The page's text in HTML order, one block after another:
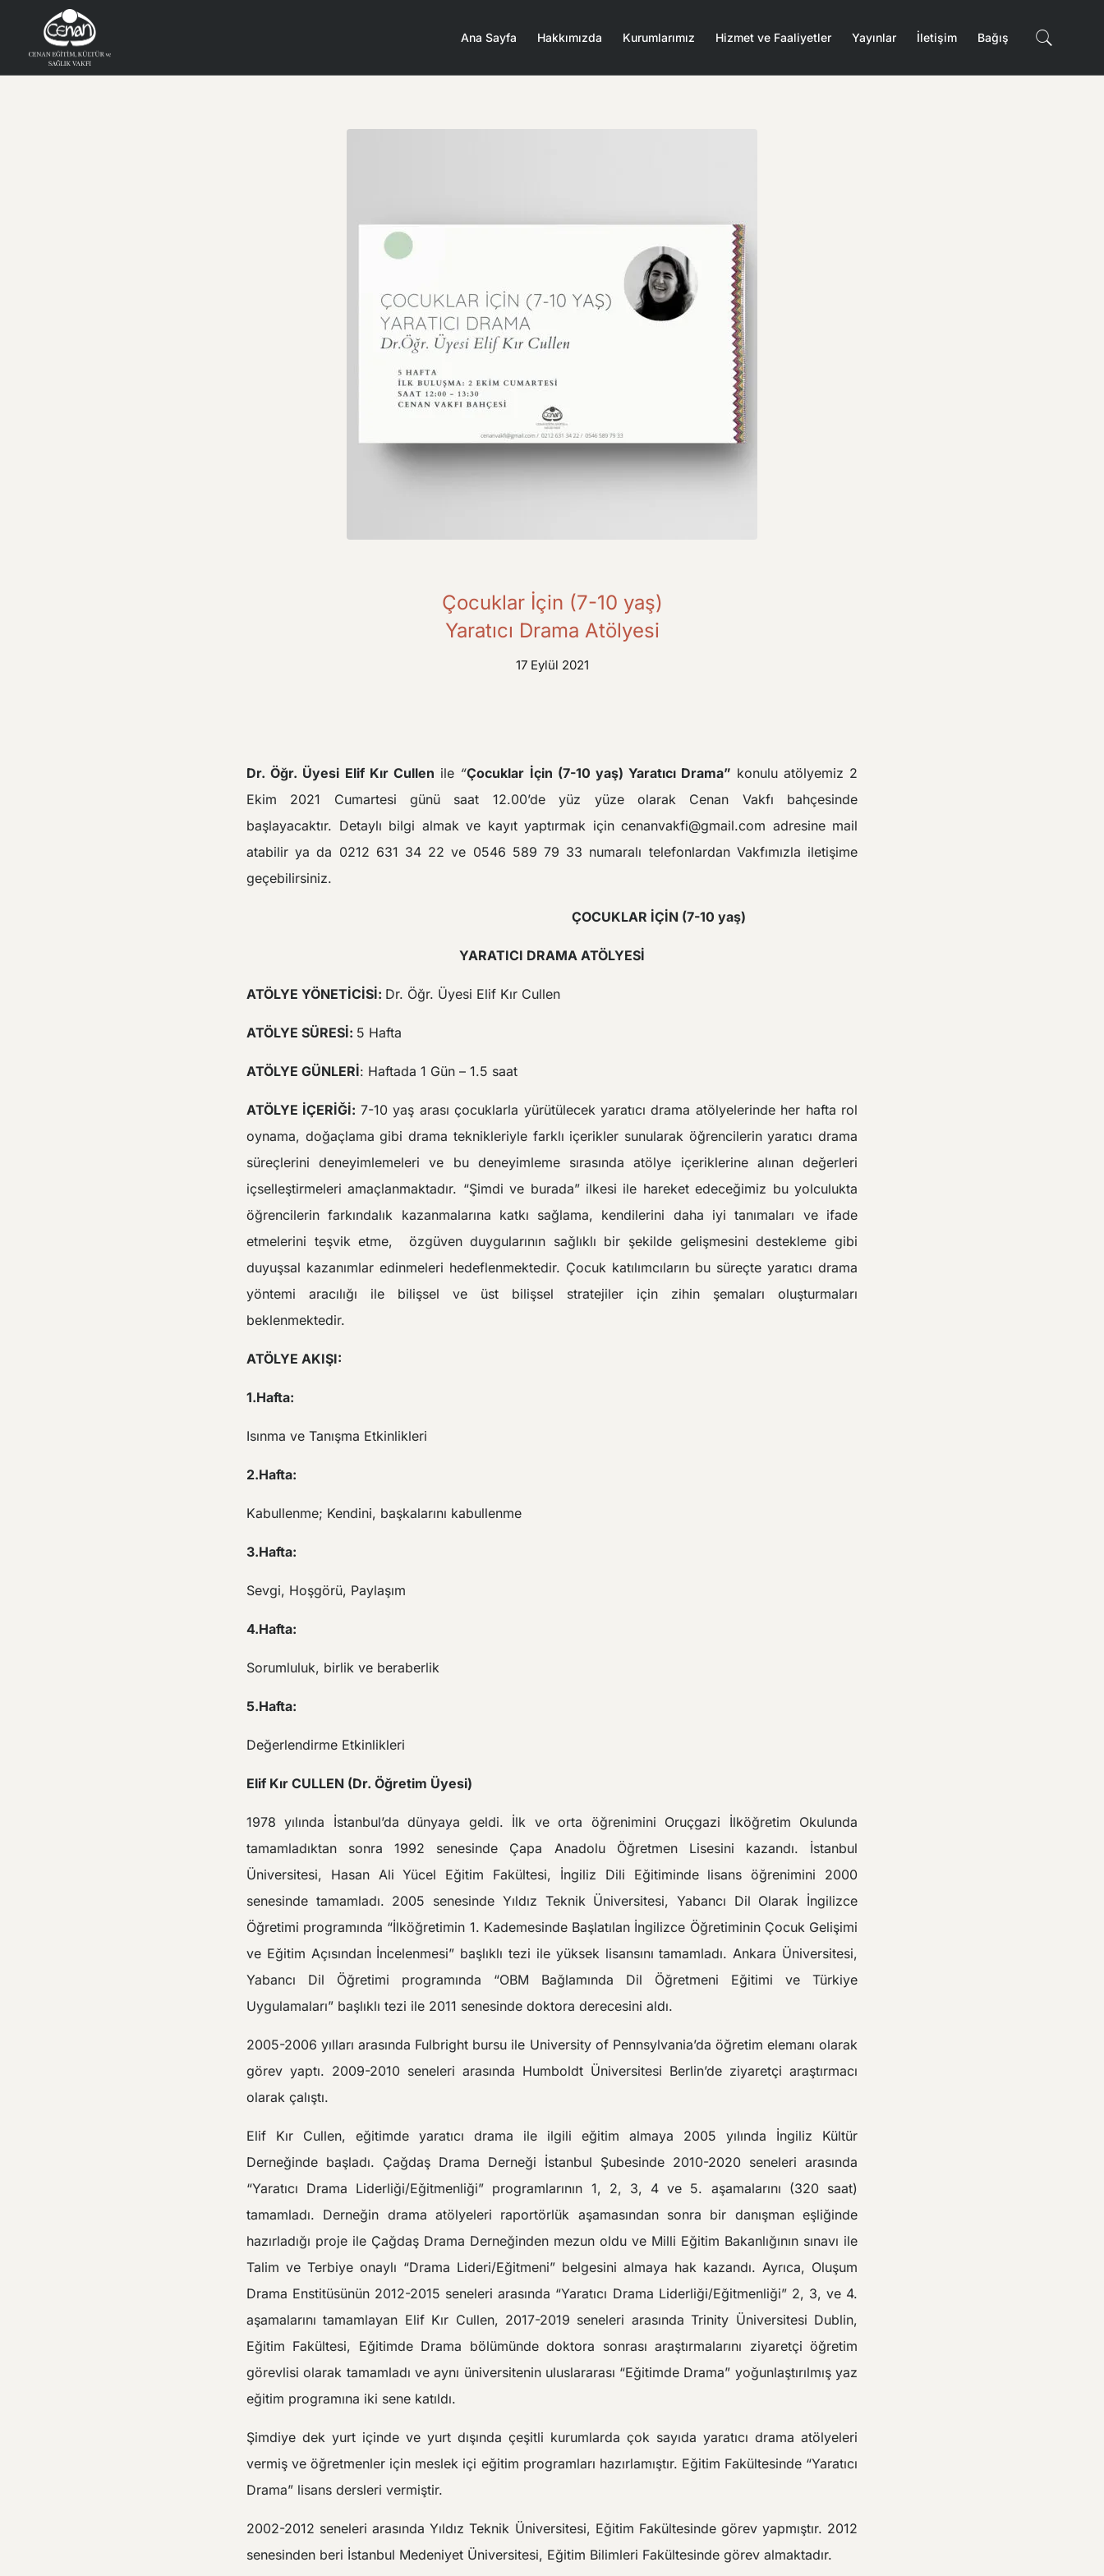
Ana Sayfa Hakkımızda Kurumlarımız Hizmet ve Faaliyetler Yayınlar İletişim Bağış
Çocuklar İçin (7-10 yaş)
Yaratıcı Drama Atölyesi
17 Eylül 2021
Dr. Öğr. Üyesi Elif Kır Cullen ile “Çocuklar İçin (7-10 yaş) Yaratıcı Drama” konulu atölyemiz 2
Ekim 2021 Cumartesi günü saat 12.00’de yüz yüze olarak Cenan Vakfı bahçesinde
başlayacaktır. Detaylı bilgi almak ve kayıt yaptırmak için cenanvakfi@gmail.com adresine mail
atabilir ya da 0212 631 34 22 ve 0546 589 79 33 numaralı telefonlardan Vakfımızla iletişime
geçebilirsiniz.
ÇOCUKLAR İÇİN (7-10 yaş)
YARATICI DRAMA ATÖLYESİ
ATÖLYE YÖNETİCİSİ: Dr. Öğr. Üyesi Elif Kır Cullen
ATÖLYE SÜRESİ: 5 Hafta
ATÖLYE GÜNLERİ: Haftada 1 Gün – 1.5 saat
ATÖLYE İÇERİĞİ: 7-10 yaş arası çocuklarla yürütülecek yaratıcı drama atölyelerinde her hafta rol
oynama, doğaçlama gibi drama teknikleriyle farklı içerikler sunularak öğrencilerin yaratıcı drama
süreçlerini deneyimlemeleri ve bu deneyimleme sırasında atölye içeriklerine alınan değerleri
içselleştirmeleri amaçlanmaktadır. “Şimdi ve burada” ilkesi ile hareket edeceğimiz bu yolculukta
öğrencilerin farkındalık kazanmalarına katkı sağlama, kendilerini daha iyi tanımaları ve ifade
etmelerini teşvik etme,
özgüven duygularının sağlıklı bir şekilde gelişmesini destekleme gibi
duyuşsal kazanımlar edinmeleri hedeflenmektedir. Çocuk katılımcıların bu süreçte yaratıcı drama
yöntemi aracılığı ile bilişsel ve üst bilişsel stratejiler için zihin şemaları oluşturmaları
beklenmektedir.
ATÖLYE AKIŞI:
1.Hafta:
Isınma ve Tanışma Etkinlikleri
2.Hafta:
Kabullenme; Kendini, başkalarını kabullenme
3.Hafta:
Sevgi, Hoşgörü, Paylaşım
4.Hafta:
Sorumluluk, birlik ve beraberlik
5.Hafta:
Değerlendirme Etkinlikleri
Elif Kır CULLEN (Dr. Öğretim Üyesi)
1978 yılında İstanbul’da dünyaya geldi. İlk ve orta öğrenimini Oruçgazi İlköğretim Okulunda
tamamladıktan sonra 1992 senesinde Çapa Anadolu Öğretmen Lisesini kazandı. İstanbul
Üniversitesi, Hasan Ali Yücel Eğitim Fakültesi, İngiliz Dili Eğitiminde lisans öğrenimini 2000
senesinde tamamladı. 2005 senesinde Yıldız Teknik Üniversitesi, Yabancı Dil Olarak İngilizce
Öğretimi programında “İlköğretimin 1. Kademesinde Başlatılan İngilizce Öğretiminin Çocuk Gelişimi
ve Eğitim Açısından İncelenmesi” başlıklı tezi ile yüksek lisansını tamamladı. Ankara Üniversitesi,
Yabancı Dil Öğretimi programında “OBM Bağlamında Dil Öğretmeni Eğitimi ve Türkiye
Uygulamaları” başlıklı tezi ile 2011 senesinde doktora derecesini aldı.
2005-2006 yılları arasında Fulbright bursu ile University of Pennsylvania’da öğretim elemanı olarak
görev yaptı. 2009-2010 seneleri arasında Humboldt Üniversitesi Berlin’de ziyaretçi araştırmacı
olarak çalıştı.
Elif Kır Cullen, eğitimde yaratıcı drama ile ilgili eğitim almaya 2005 yılında İngiliz Kültür
Derneğinde başladı. Çağdaş Drama Derneği İstanbul Şubesinde 2010-2020 seneleri arasında
“Yaratıcı Drama Liderliği/Eğitmenliği” programlarının 1, 2, 3, 4 ve 5. aşamalarını (320 saat)
tamamladı. Derneğin drama atölyeleri raportörlük aşamasından sonra bir danışman eşliğinde
hazırladığı proje ile Çağdaş Drama Derneğinden mezun oldu ve Milli Eğitim Bakanlığının sınavı ile
Talim ve Terbiye onaylı “Drama Lideri/Eğitmeni” belgesini almaya hak kazandı. Ayrıca, Oluşum
Drama Enstitüsünün 2012-2015 seneleri arasında “Yaratıcı Drama Liderliği/Eğitmenliği” 2, 3, ve 4.
aşamalarını tamamlayan Elif Kır Cullen, 2017-2019 seneleri arasında Trinity Üniversitesi Dublin,
Eğitim Fakültesi, Eğitimde Drama bölümünde doktora sonrası araştırmalarını ziyaretçi öğretim
görevlisi olarak tamamladı ve aynı üniversitenin uluslararası “Eğitimde Drama” yoğunlaştırılmış yaz
eğitim programına iki sene katıldı.
Şimdiye dek yurt içinde ve yurt dışında çeşitli kurumlarda çok sayıda yaratıcı drama atölyeleri
vermiş ve öğretmenler için meslek içi eğitim programları hazırlamıştır. Eğitim Fakültesinde “Yaratıcı
Drama” lisans dersleri vermiştir.
2002-2012 seneleri arasında Yıldız Teknik Üniversitesi, Eğitim Fakültesinde görev yapmıştır. 2012
senesinden beri İstanbul Medeniyet Üniversitesi, Eğitim Bilimleri Fakültesinde görev almaktadır.